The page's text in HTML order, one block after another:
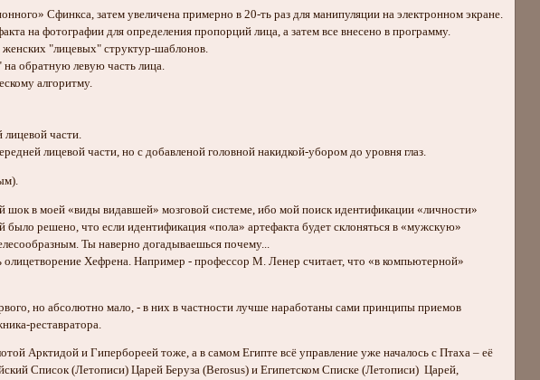
Сфинкса, затем увеличена примерно в 20-ть раз для манипуляции на электронном экране.
на фотографии для определения пропорций лица, а затем все внесено в программу.
"лицевых" структур-шаблонов.
обратную левую часть лица.
алгоритму.
лицевой части.
лицевой части, но с добавленой головной накидкой-убором до уровня глаз.
в моей «виды видавшей» мозговой системе, ибо мой поиск идентификации «личности»
решено, что если идентификация «пола» артефакта будет склоняться в «мужскую»
Ты наверно догадываешься почему...
Хефрена. Например - профессор М. Ленер считает, что «в компьютерной»
но абсолютно мало, - в них в частности лучше наработаны сами принципы приемов
реставратора.
Арктидой и Гипербореей тоже, а в самом Египте всё управление уже началось с Птаха – её
Список (Летописи) Царей Беруза (Berosus) и Египетском Списке (Летописи) Царей,